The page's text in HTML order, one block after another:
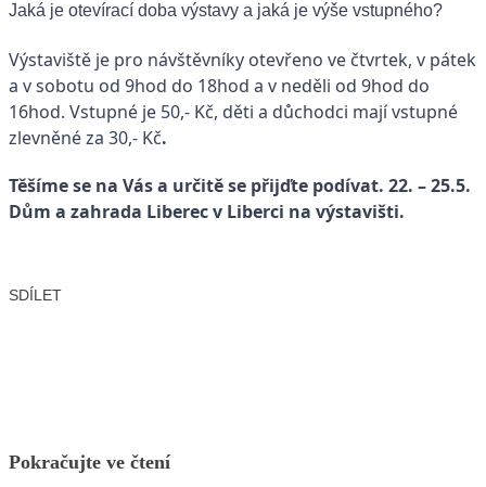
Jaká je otevírací doba výstavy a jaká je výše vstupného?
Výstaviště je pro návštěvníky otevřeno ve čtvrtek, v pátek
a v sobotu od 9hod do 18hod a v neděli od 9hod do
16hod. Vstupné je 50,- Kč, děti a důchodci mají vstupné
zlevněné za 30,- Kč.
Těšíme se na Vás a určitě se přijďte podívat. 22. – 25.5.
Dům a zahrada Liberec v Liberci na výstavišti.
SDÍLET
Pokračujte ve čtení